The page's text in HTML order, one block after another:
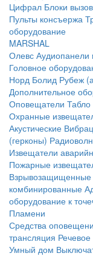
Цифрал Блоки
Пульты консъержа
оборудование
MARSHAL
Олевс Аудиопанели
Головное
Норд Болид Рубеж
Дополнительное
Оповещатели Табло
Охранные
Акустические
(герконы)
Извещатели
Пожарные
Взрывозащищенные
комбинированные
оборудование к
Пламени
Средства
трансляция
Умный дом